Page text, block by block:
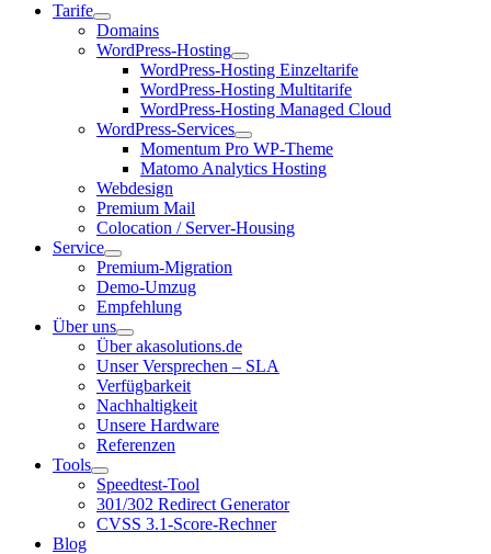
Tarife
Domains
WordPress-Hosting
WordPress-Hosting Einzeltarife
WordPress-Hosting Multitarife
WordPress-Hosting Managed Cloud
WordPress-Services
Momentum Pro WP-Theme
Matomo Analytics Hosting
Webdesign
Premium Mail
Colocation / Server-Housing
Service
Premium-Migration
Demo-Umzug
Empfehlung
Über uns
Über akasolutions.de
Unser Versprechen – SLA
Verfügbarkeit
Nachhaltigkeit
Unsere Hardware
Referenzen
Tools
Speedtest-Tool
301/302 Redirect Generator
CVSS 3.1-Score-Rechner
Blog